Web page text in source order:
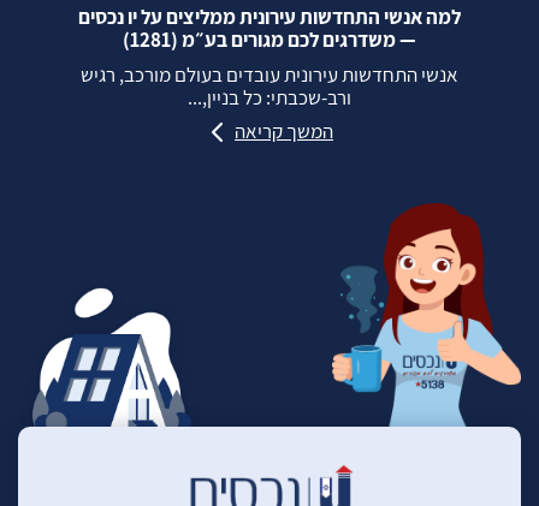
למה אנשי התחדשות עירונית ממליצים על יו נכסים
— משדרגים לכם מגורים בע״מ (1281)
אנשי התחדשות עירונית עובדים בעולם מורכב, רגיש
ורב‑שכבתי: כל בניין,...
המשך קריאה